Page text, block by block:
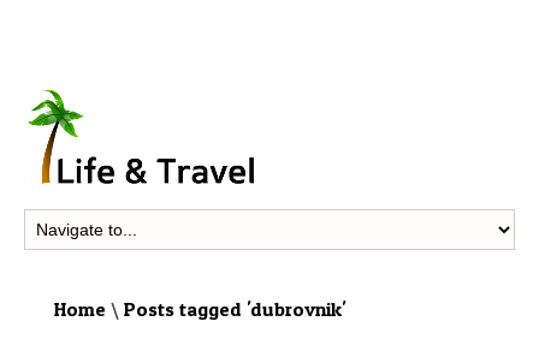
Home \ Posts tagged 'dubrovnik'